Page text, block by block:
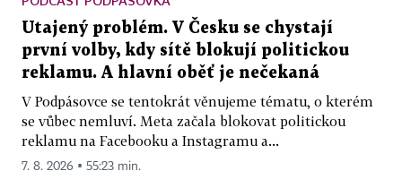
Utajený problém. V Česku se chystají
první volby, kdy sítě blokují politickou
reklamu. A hlavní oběť je nečekaná
V Podpásovce se tentokrát věnujeme tématu, o kterém
se vůbec nemluví. Meta začala blokovat politickou
reklamu na Facebooku a Instagramu a...
7. 8. 2026 ▪ 55:23 min.